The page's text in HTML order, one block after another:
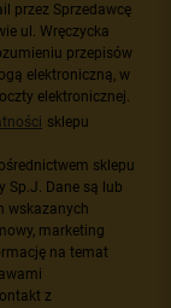
przez Sprzedawcę
ul. Wręczycka
przepisów
elektroniczną, w
elektronicznej.
sklepu
sklepu
Sp.J. Dane są lub
wskazanych
marketing
na temat
z